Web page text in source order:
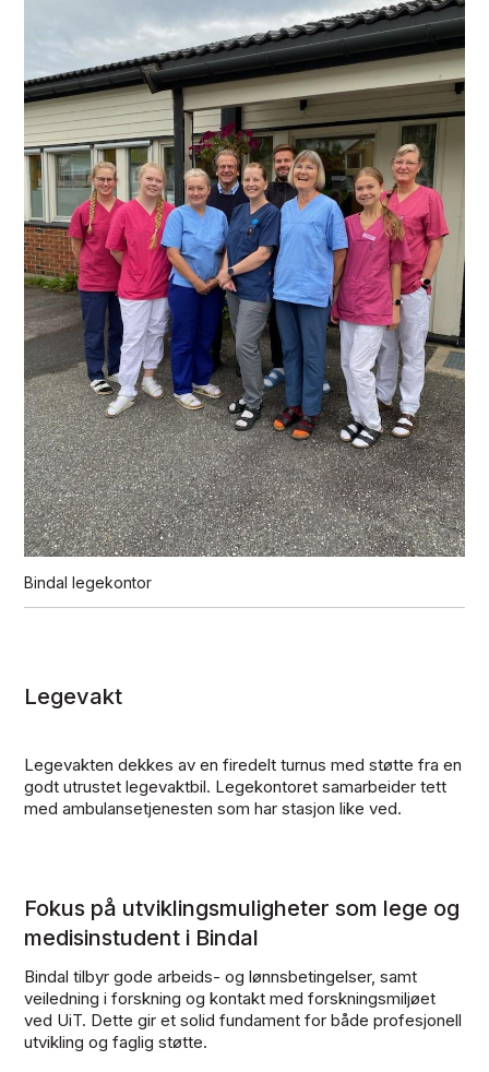
Bindal legekontor
Legevakt
Legevakten dekkes av en firedelt turnus med støtte fra en
godt utrustet legevaktbil. Legekontoret samarbeider tett
med ambulansetjenesten som har stasjon like ved.
Fokus på utviklingsmuligheter som lege og
medisinstudent i Bindal
Bindal tilbyr gode arbeids- og lønnsbetingelser, samt
veiledning i forskning og kontakt med forskningsmiljøet
ved UiT. Dette gir et solid fundament for både profesjonell
utvikling og faglig støtte.